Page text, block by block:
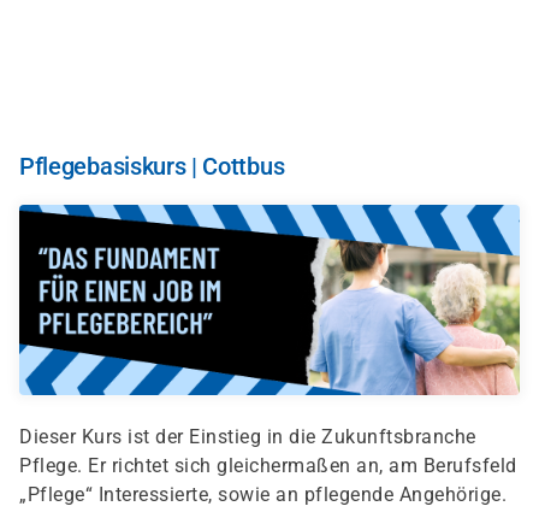
Pflegebasiskurs | Cottbus
Dieser Kurs ist der Einstieg in die Zukunftsbranche
Pflege. Er richtet sich gleichermaßen an, am Berufsfeld
„Pflege“ Interessierte, sowie an pflegende Angehörige.